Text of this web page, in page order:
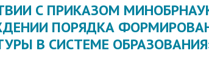
С ПРИКАЗОМ
ПОРЯДКА
В СИСТЕМЕ